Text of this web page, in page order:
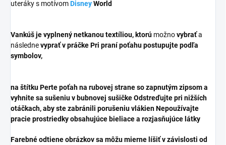
uteráky s motívomDisneyWorld
Vankúš je vyplnenýnetkanou textíliou, ktorú možnovybraťa
následnevyprať v práčke Pri praní poťahu postupujte podľa
symbolov,
na štítku Perte poťah na rubovej strane so zapnutým zipsom a
vyhnite sa sušeniu v bubnovej sušičke Odstreďujte pri nižších
otáčkach, aby ste zabránili porušeniu vlákien Nepoužívajte
pracie prostriedky obsahujúce bieliace a rozjasňujúce látky
Farebné odtiene obrázkov sa môžu mierne líšiť v závislosti od